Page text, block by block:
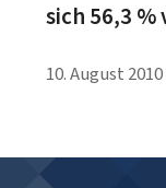
sich 56,3
10. August 2010